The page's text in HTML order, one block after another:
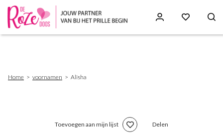
Home voornamen Alisha
Toevoegen aan mijn lijst Delen